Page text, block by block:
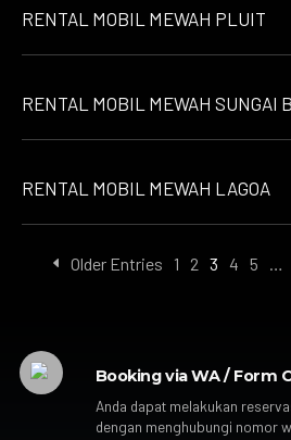
RENTAL MOBIL MEWAH PLUIT
RENTAL MOBIL MEWAH SUNGAI
RENTAL MOBIL MEWAH LAGOA
Older Entries 1 2 3 4 5
Booking via WA / Form
Anda dapat melakukan
dengan menghubungi nomor